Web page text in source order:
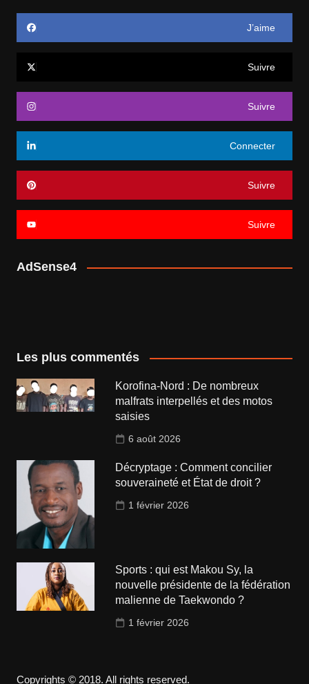
J’aime
Suivre
Suivre
Connecter
Suivre
Suivre
AdSense4
Les plus commentés
Korofina-Nord : De nombreux
malfrats interpellés et des motos
saisies
6 août 2026
Décryptage : Comment concilier
souveraineté et État de droit ?
1 février 2026
Sports : qui est Makou Sy, la
nouvelle présidente de la fédération
malienne de Taekwondo ?
1 février 2026
Copyrights © 2018. All rights reserved.